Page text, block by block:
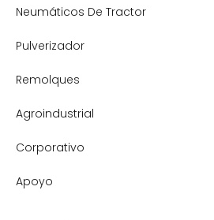
Neumáticos De Tractor
Pulverizador
Remolques
Agroindustrial
Corporativo
Apoyo